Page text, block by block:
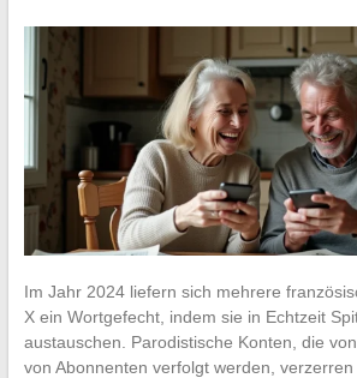
Im Jahr 2024 liefern sich mehrere
X ein Wortgefecht, indem sie in Echtzeit
austauschen. Parodistische Konten, die
von Abonnenten verfolgt werden,